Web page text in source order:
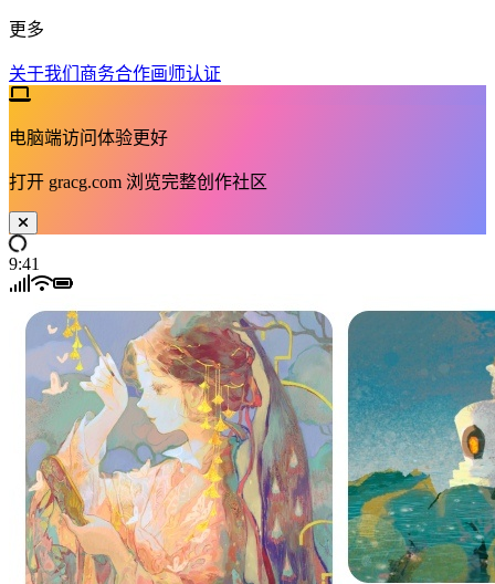
更多
关于我们 商务合作画师认证
电脑端访问体验更好
打开 gracg.com 浏览完整创作社区
9:41